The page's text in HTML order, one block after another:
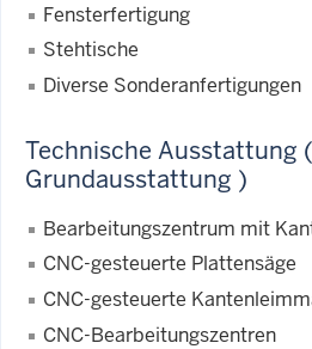
Fensterfertigung
Stehtische
Diverse Sonderanfertigungen
Technische Ausstattung
Grundausstattung )
Bearbeitungszentrum mit
CNC-gesteuerte Plattensäge
CNC-gesteuerte
CNC-Bearbeitungszentren